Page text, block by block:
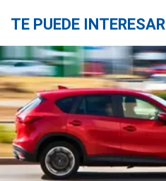
TE PUEDE INTERESAR